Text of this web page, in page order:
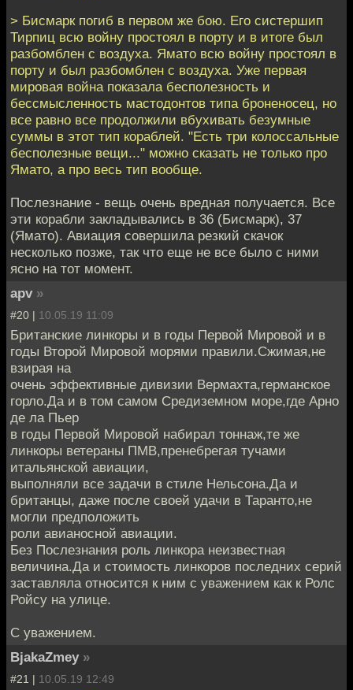
> Бисмарк погиб в первом же бою. Его систершип
Тирпиц всю войну простоял в порту и в итоге был
разбомблен с воздуха. Ямато всю войну простоял в
порту и был разбомблен с воздуха. Уже первая
мировая война показала бесполезность и
бессмысленность мастодонтов типа броненосец, но
все равно все продолжили вбухивать безумные
суммы в этот тип кораблей. "Есть три колоссальные
бесполезные вещи..." можно сказать не только про
Ямато, а про весь тип вообще.
Послезнание - вещь очень вредная получается. Все
эти корабли закладывались в 36 (Бисмарк), 37
(Ямато). Авиация совершила резкий скачок
несколько позже, так что еще не все было с ними
ясно на тот момент.
apv »
#20 | 10.05.19 11:09
Британские линкоры и в годы Первой Мировой и в
годы Второй Мировой морями правили.Сжимая,не
взирая на
очень эффективные дивизии Вермахта,германское
горло.Да и в том самом Средиземном море,где Арно
де ла Пьер
в годы Первой Мировой набирал тоннаж,те же
линкоры ветераны ПМВ,пренебрегая тучами
итальянской авиации,
выполняли все задачи в стиле Нельсона.Да и
британцы, даже после своей удачи в Таранто,не
могли предположить
роли авианосной авиации.
Без Послезнания роль линкора неизвестная
величина.Да и стоимость линкоров последних серий
заставляла относится к ним с уважением как к Ролс
Ройсу на улице.
С уважением.
BjakaZmey »
#21 | 10.05.19 12:49